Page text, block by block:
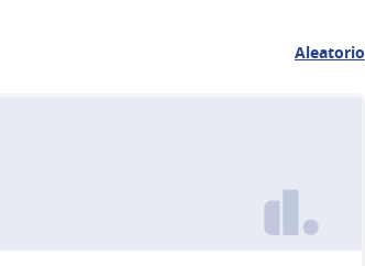
Aleatorio